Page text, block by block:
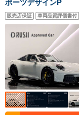
ポーツデザインP
販売店保証 車両品質評価書付